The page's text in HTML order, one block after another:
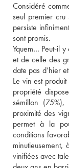
Considéré
seul premier
persiste
sont promis.
Yquem… Peut-il
et de celle des
date pas d’hier
Le vin est
propriété
sémillon
proximité des
permet à la
conditions
minutieusement,
vinifiées avec